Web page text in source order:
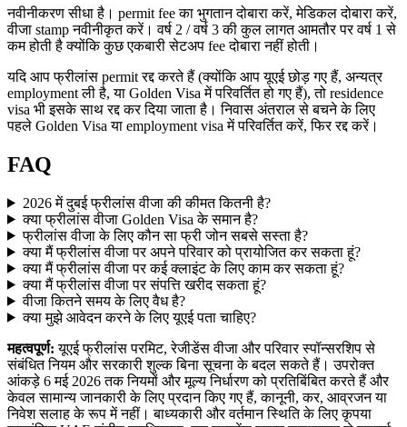
नवीनीकरण सीधा है। permit fee का भुगतान दोबारा करें, मेडिकल दोबारा करें,
वीजा stamp नवीनीकृत करें। वर्ष 2 / वर्ष 3 की कुल लागत आमतौर पर वर्ष 1 से
कम होती है क्योंकि कुछ एकबारी सेटअप fee दोबारा नहीं होती।
यदि आप फ्रीलांस permit रद्द करते हैं (क्योंकि आप यूएई छोड़ गए हैं, अन्यत्र
employment ली है, या Golden Visa में परिवर्तित हो गए हैं), तो residence
visa भी इसके साथ रद्द कर दिया जाता है। निवास अंतराल से बचने के लिए
पहले Golden Visa या employment visa में परिवर्तित करें, फिर रद्द करें।
FAQ
2026 में दुबई फ्रीलांस वीजा की कीमत कितनी है?
क्या फ्रीलांस वीजा Golden Visa के समान है?
फ्रीलांस वीजा के लिए कौन सा फ्री जोन सबसे सस्ता है?
क्या मैं फ्रीलांस वीजा पर अपने परिवार को प्रायोजित कर सकता हूं?
क्या मैं फ्रीलांस वीजा पर कई क्लाइंट के लिए काम कर सकता हूं?
क्या मैं फ्रीलांस वीजा पर संपत्ति खरीद सकता हूं?
वीजा कितने समय के लिए वैध है?
क्या मुझे आवेदन करने के लिए यूएई पता चाहिए?
महत्वपूर्ण: यूएई फ्रीलांस परमिट, रेजीडेंस वीजा और परिवार स्पॉन्सरशिप से
संबंधित नियम और सरकारी शुल्क बिना सूचना के बदल सकते हैं। उपरोक्त
आंकड़े 6 मई 2026 तक नियमों और मूल्य निर्धारण को प्रतिबिंबित करते हैं और
केवल सामान्य जानकारी के लिए प्रदान किए गए हैं, कानूनी, कर, आव्रजन या
निवेश सलाह के रूप में नहीं। बाध्यकारी और वर्तमान स्थिति के लिए कृपया